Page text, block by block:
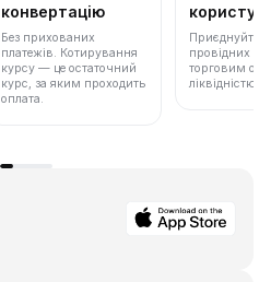
конвертацію
Без прихованих
платежів. Котирування
курсу — це остаточний
курс, за яким проходить
оплата.
Приєднуйтеся
провідних
торговим
ліквідністю.